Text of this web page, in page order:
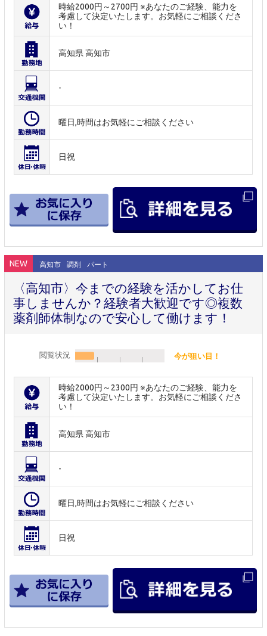
時給2000円～2700円 ※あなたのご経験、能力を
考慮して決定いたします。お気軽にご相談くださ
い！
高知県 高知市
-
曜日,時間はお気軽にご相談ください
日祝
NEW 高知市 調剤 パート
〈高知市〉今までの経験を活かしてお仕
事しませんか？経験者大歓迎です◎複数
薬剤師体制なので安心して働けます！
閲覧状況 今が狙い目！
時給2000円～2300円 ※あなたのご経験、能力を
考慮して決定いたします。お気軽にご相談くださ
い！
高知県 高知市
-
曜日,時間はお気軽にご相談ください
日祝